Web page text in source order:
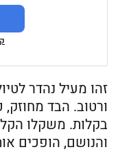
זהו מעיל נהדר
ורטוב. הבד
בקלות. משקלו
והנושם, הופכים